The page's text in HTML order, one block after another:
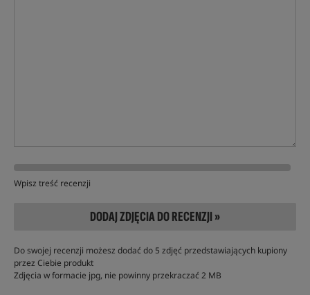
Wpisz treść recenzji
DODAJ ZDJĘCIA DO RECENZJI »
Do swojej recenzji możesz dodać do 5 zdjęć przedstawiających kupiony
przez Ciebie produkt
Zdjęcia w formacie jpg, nie powinny przekraczać 2 MB